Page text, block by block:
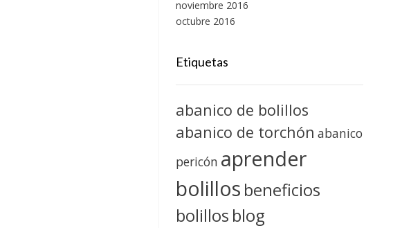
noviembre 2016
octubre 2016
Etiquetas
abanico de bolillos
abanico de torchón abanico
pericón aprender
bolillos beneficios
bolillos blog